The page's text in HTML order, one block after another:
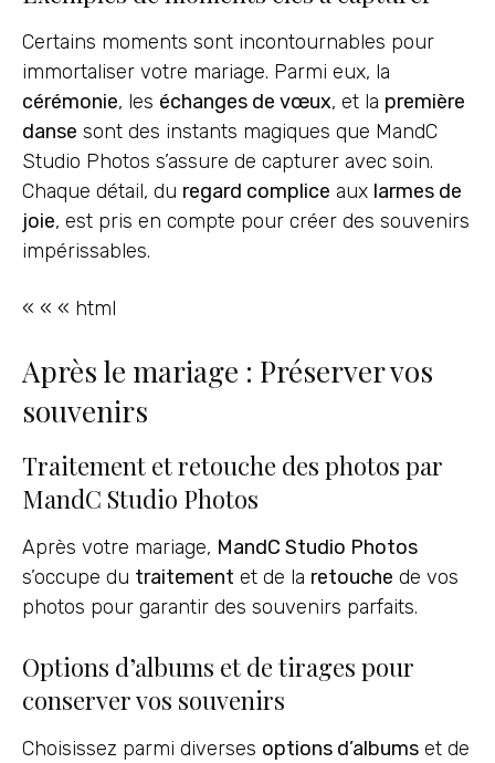
Certains moments sont incontournables pour
immortaliser votre mariage. Parmi eux, la
cérémonie, les échanges de vœux, et la première
danse sont des instants magiques que MandC
Studio Photos s’assure de capturer avec soin.
Chaque détail, du regard complice aux larmes de
joie, est pris en compte pour créer des souvenirs
impérissables.
« « « html
Après le mariage : Préserver vos
souvenirs
Traitement et retouche des photos par
MandC Studio Photos
Après votre mariage, MandC Studio Photos
s’occupe du traitement et de la retouche de vos
photos pour garantir des souvenirs parfaits.
Options d’albums et de tirages pour
conserver vos souvenirs
Choisissez parmi diverses options d’albums et de